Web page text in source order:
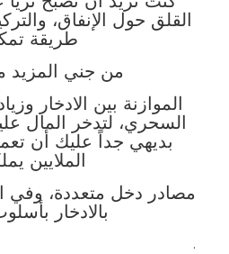
القلق حول الإنفاق،
طريقة
من جني المزيد
الموازنة بين الادخار
السحري، لتدخر المال
بديهي جداً عليك أن
الملايين
مصادر دخل متعددة، وفي
بالادخار
.